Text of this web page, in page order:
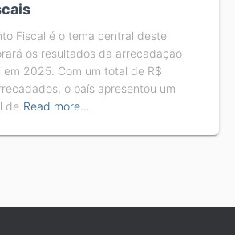
Fiscal é o tema central deste
os resultados da arrecadação
em 2025. Com um total de R$
o país apresentou um
de Read more…